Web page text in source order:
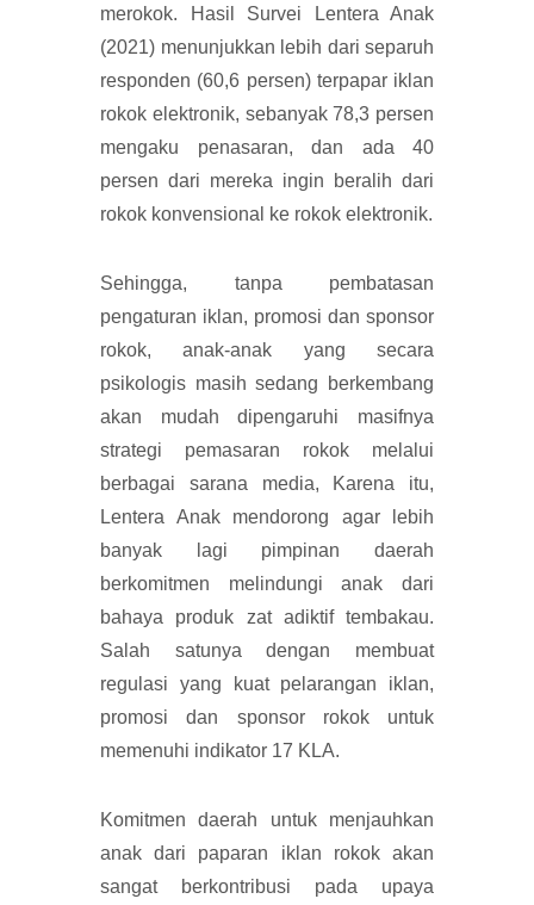
merokok. Hasil Survei Lentera Anak
(2021) menunjukkan lebih dari separuh
responden (60,6 persen) terpapar iklan
rokok elektronik, sebanyak 78,3 persen
mengaku penasaran, dan ada 40
persen dari mereka ingin beralih dari
rokok konvensional ke rokok elektronik.
Sehingga, tanpa pembatasan
pengaturan iklan, promosi dan sponsor
rokok, anak-anak yang secara
psikologis masih sedang berkembang
akan mudah dipengaruhi masifnya
strategi pemasaran rokok melalui
berbagai sarana media, Karena itu,
Lentera Anak mendorong agar lebih
banyak lagi pimpinan daerah
berkomitmen melindungi anak dari
bahaya produk zat adiktif tembakau.
Salah satunya dengan membuat
regulasi yang kuat pelarangan iklan,
promosi dan sponsor rokok untuk
memenuhi indikator 17 KLA.
Komitmen daerah untuk menjauhkan
anak dari paparan iklan rokok akan
sangat berkontribusi pada upaya